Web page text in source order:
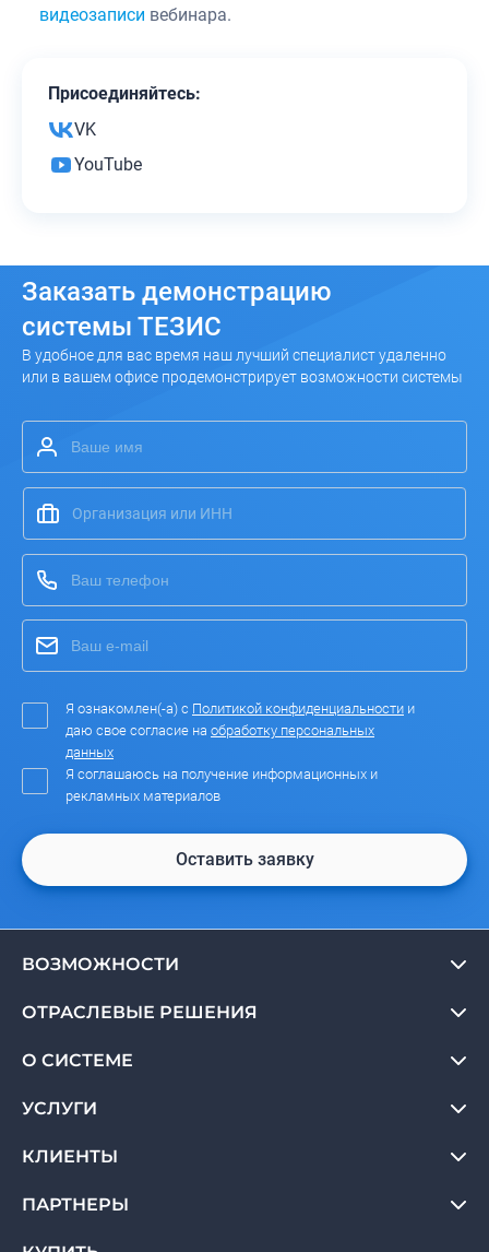
видеозаписи вебинара.
Присоединяйтесь:
VK
YouTube
Заказать демонстрацию
системы ТЕЗИС
В удобное для вас время наш лучший специалист удаленно
или в вашем офисе продемонстрирует возможности системы
Я ознакомлен(-а) с Политикой конфиденциальности и
даю свое согласие на обработку персональных
данных
Я соглашаюсь на получение информационных и
рекламных материалов
Оставить заявку
ВОЗМОЖНОСТИ
ОТРАСЛЕВЫЕ РЕШЕНИЯ
О СИСТЕМЕ
УСЛУГИ
КЛИЕНТЫ
ПАРТНЕРЫ